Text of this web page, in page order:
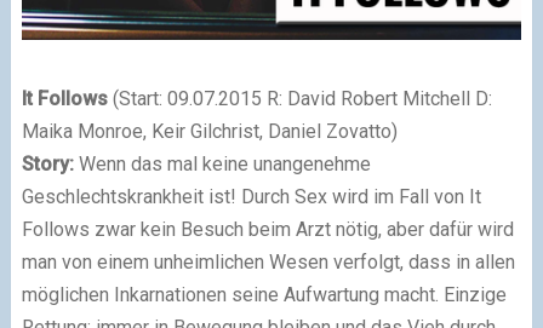
It Follows(Start: 09.07.2015 R: David Robert Mitchell D:
Maika Monroe, Keir Gilchrist, Daniel Zovatto)
Story:Wenn das mal keine unangenehme
Geschlechtskrankheit ist! Durch Sex wird im Fall von It
Follows zwar kein Besuch beim Arzt nötig, aber dafür wird
man von einem unheimlichen Wesen verfolgt, dass in allen
möglichen Inkarnationen seine Aufwartung macht. Einzige